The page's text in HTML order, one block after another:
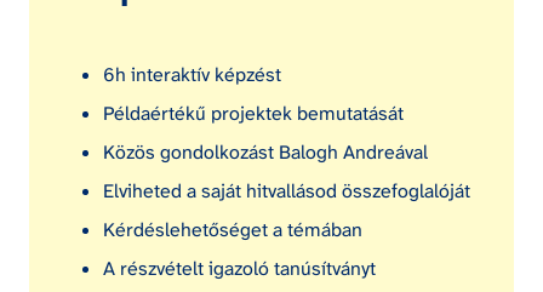
6h interaktív képzést
Példaértékű projektek bemutatását
Közös gondolkozást Balogh Andreával
Elviheted a saját hitvallásod összefoglalóját
Kérdéslehetőséget a témában
A részvételt igazoló tanúsítványt